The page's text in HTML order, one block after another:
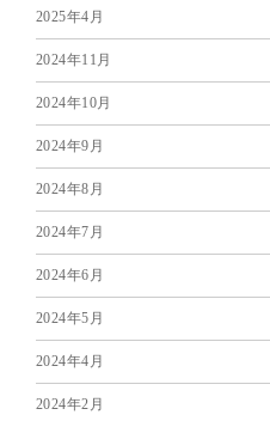
2025年4月
2024年11月
2024年10月
2024年9月
2024年8月
2024年7月
2024年6月
2024年5月
2024年4月
2024年2月